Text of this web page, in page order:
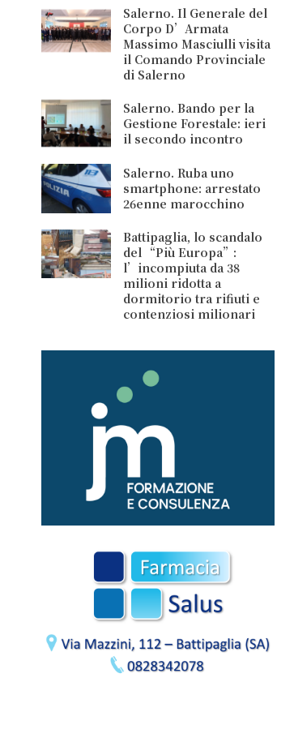
Salerno. Il Generale del
Corpo D’Armata
Massimo Masciulli visita
il Comando Provinciale
di Salerno
Salerno. Bando per la
Gestione Forestale: ieri
il secondo incontro
Salerno. Ruba uno
smartphone: arrestato
26enne marocchino
Battipaglia, lo scandalo
del “Più Europa”:
l’incompiuta da 38
milioni ridotta a
dormitorio tra rifiuti e
contenziosi milionari